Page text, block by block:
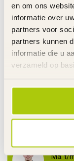
en om ons
informatie over
partners voor
partners kunnen
informatie die u
verzameld op
Op
RAZOR
Op
Razor
E300 -
Heeft
Ma. t/